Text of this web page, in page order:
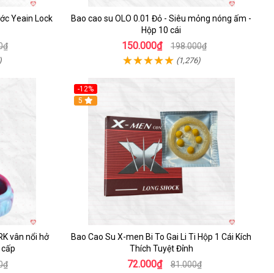
Yeain Lock
Bao cao su OLO 0.01 Đỏ - Siêu mỏng nóng ấm -
Hộp 10 cái
150.000₫ 198.000₫
(1,276)
vân nổi hở
-12%
Hot
5
Bao Cao Su X-men Bi To Gai Li Ti Hộp 1 Cái Kích
Thích Tuyệt Đỉnh
72.000₫ 81.000₫